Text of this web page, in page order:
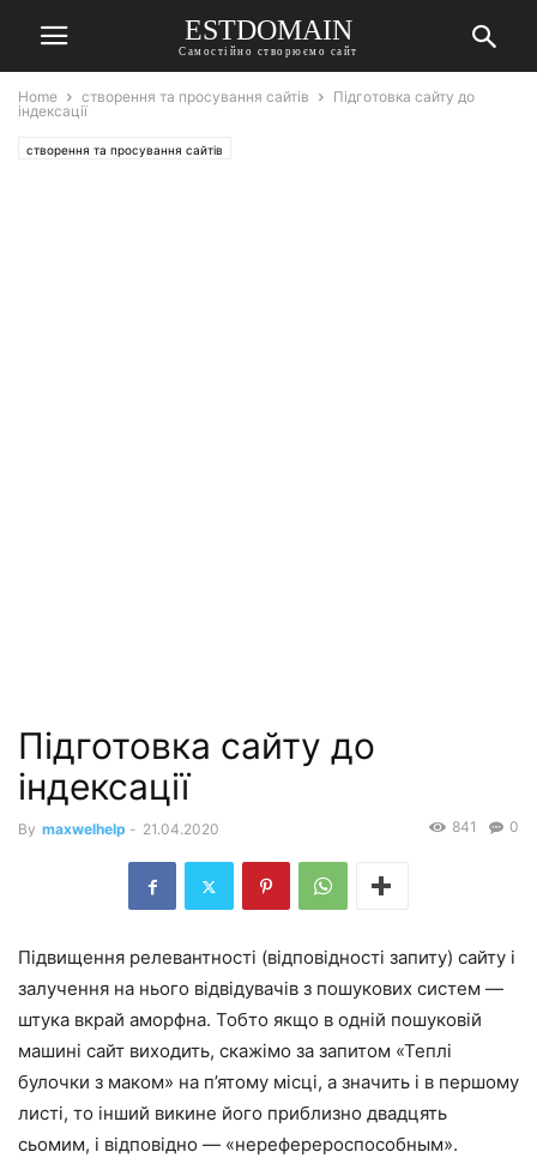
ESTDOMAIN
Самостійно створюємо сайт
Home створення та просування сайтів
Підготовка сайту до
індексації
створення та просування сайтів
Підготовка сайту до
індексації
By maxwelhelp - 21.04.2020 0
841
Підвищення релевантності (відповідності запиту) сайту і
залучення на нього відвідувачів з пошукових систем —
штука вкрай аморфна. Тобто якщо в одній пошуковій
машині сайт виходить, скажімо за запитом «Теплі
булочки з маком» на п’ятому місці, а значить і в першому
листі, то інший викине його приблизно двадцять
сьомим, і відповідно — «нереферероспособным».